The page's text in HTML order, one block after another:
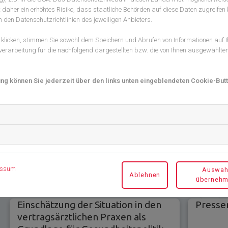
Inbetriebnahme eines Konnektors zu überprüfen, was
gematik gewesen, bei der Zulassung der
erkennen. Und eine Datenschutzverletzung bei den
Umso notwendiger ist es jetzt, dass die nächste
Stuttgart abgewiesen worden. Mittlerweile
Einschätzung der Situation in den
vertragsärztlichen Praxen als
ein erhöhtes Risiko, dass staatliche Behörden auf diese Daten zugreifen
Datenschutzrichtlinien des jeweiligen Anbieters.
klicken, stimmen Sie sowohl dem Speichern und Abrufen von Informationen auf
für die nachfolgend dargestellten bzw. die von Ihnen
können Sie jederzeit über den links unten eingeblendeten Cookie-
Ablehnen
Auswahl